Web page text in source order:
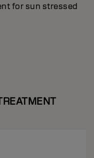
for sun stressed